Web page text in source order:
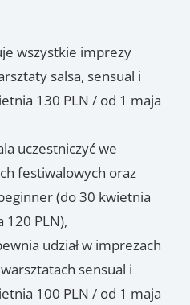
wszystkie imprezy
salsa, sensual i
130 PLN / od 1 maja
uczestniczyć we
festiwalowych oraz
(do 30 kwietnia
120 PLN),
udział w imprezach
sensual i
100 PLN / od 1 maja